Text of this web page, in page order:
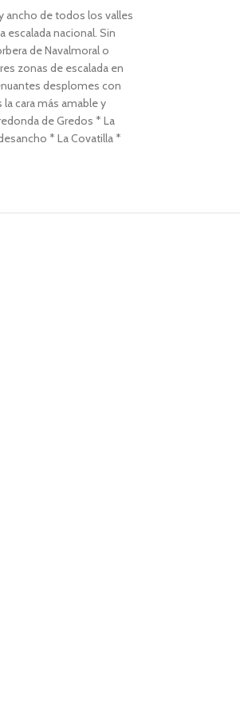
ancho de todos los valles
nacional. Sin
de Navalmoral o
zonas de escalada en
desplomes con
cara más amable y
de Gredos * La
* La Covatilla *